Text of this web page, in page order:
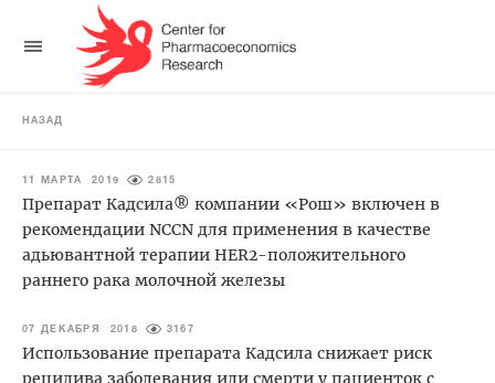
НАЗАД
11 МАРТА 2019 2815
Препарат Кадсила® компании «Рош» включен в
рекомендации NCCN для применения в качестве
адьювантной терапии HER2-положительного
раннего рака молочной железы
07 ДЕКАБРЯ 2018 3167
Использование препарата Кадсила снижает риск
рецидива заболевания или смерти у пациенток с